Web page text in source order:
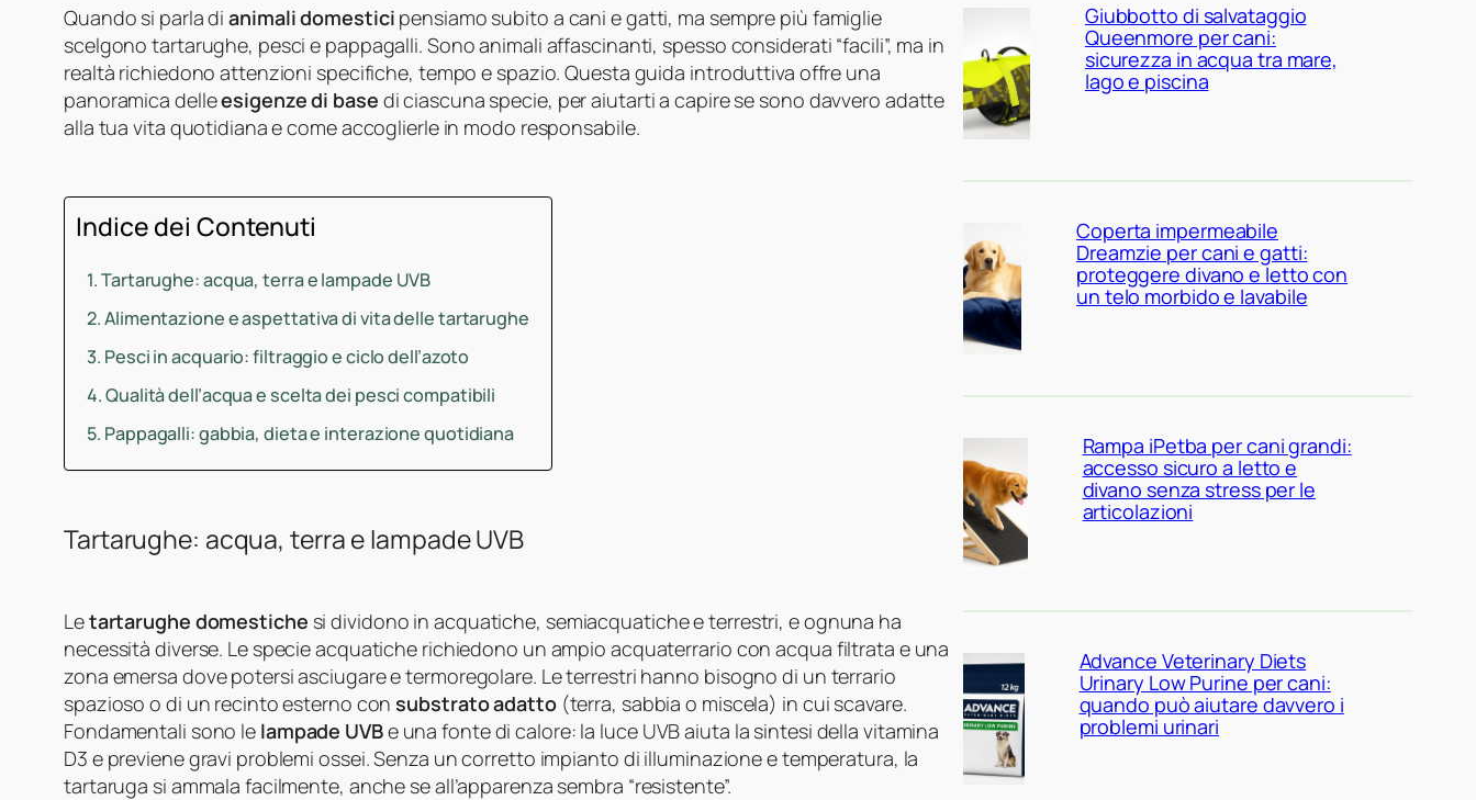
Quando si parla dianimali domestici pensiamo subito a cani e gatti, ma sempre più famiglie
scelgono tartarughe, pesci e pappagalli. Sono animali affascinanti, spesso considerati “facili”, ma in
realtà richiedono attenzioni specifiche, tempo e spazio. Questa guida introduttiva offre una
panoramica delleesigenze di base di ciascuna specie, per aiutarti a capire se sono davvero adatte
alla tua vita quotidiana e come accoglierle in modo responsabile.
Indice dei Contenuti
Tartarughe: acqua, terra e lampade UVB
Alimentazione e aspettativa di vita delle tartarughe
Pesci in acquario: filtraggio e ciclo dell’azoto
Qualità dell’acqua e scelta dei pesci compatibili
Pappagalli: gabbia, dieta e interazione quotidiana
Tartarughe: acqua, terra e lampade UVB
Letartarughe domestiche si dividono in acquatiche, semiacquatiche e terrestri, e ognuna ha
necessità diverse. Le specie acquatiche richiedono un ampio acquaterrario con acqua filtrata e una
zona emersa dove potersi asciugare e termoregolare. Le terrestri hanno bisogno di un terrario
spazioso o di un recinto esterno consubstrato adatto(terra, sabbia o miscela) in cui scavare.
Fondamentali sono le lampade UVBe una fonte di calore: la luce UVB aiuta la sintesi della vitamina
D3 e previene gravi problemi ossei. Senza un corretto impianto di illuminazione e temperatura, la
tartaruga si ammala facilmente, anche se all’apparenza sembra “resistente”.
Giubbotto di salvataggio
Queenmore per cani:
sicurezza in acqua tra mare,
lago e piscina
Coperta impermeabile
Dreamzie per cani e gatti:
proteggere divano e letto con
un telo morbido e lavabile
Rampa iPetba per cani grandi:
accesso sicuro a letto e
divano senza stress per le
articolazioni
Advance Veterinary Diets
Urinary Low Purine per cani:
quando può aiutare davvero i
problemi urinari